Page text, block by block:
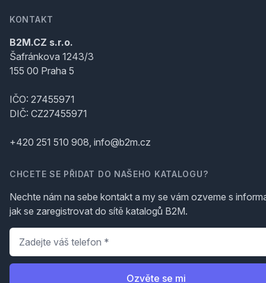
KONTAKT
B2M.CZ s.r.o.
Šafránkova 1243/3
155 00 Praha 5
IČO: 27455971
DIČ: CZ27455971
+420 251 510 908, info@b2m.cz
CHCETE SE PŘIDAT DO NAŠEHO KATALOGU?
Nechte nám na sebe kontakt a my se vám ozveme s
jak se zaregistrovat do sítě katalogů B2M.
Telefon
Ozvěte se mi